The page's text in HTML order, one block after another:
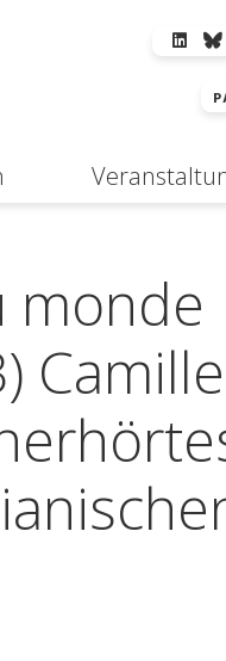
monde
Camille